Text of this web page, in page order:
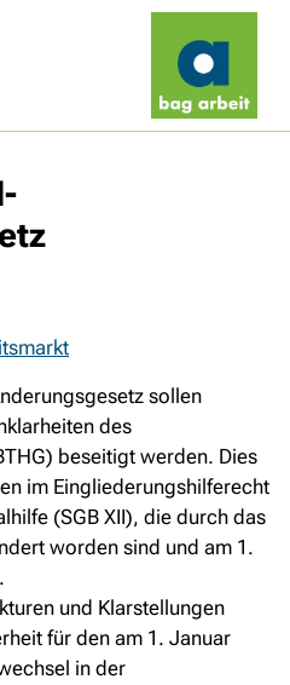
sollen
des
beseitigt werden. Dies
im Eingliederungshilferecht
(SGB XII), die durch das
worden sind und am 1.
und Klarstellungen
für den am 1. Januar
in der